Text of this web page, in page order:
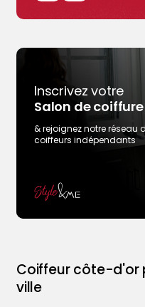
Inscrivez votre
Salon de coiffure
& rejoignez notre réseau
coiffeurs indépendants
Coiffeur côte-d'or
ville